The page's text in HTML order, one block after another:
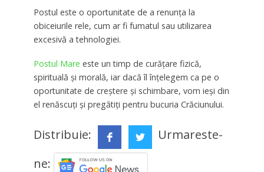
Postul este o oportunitate de a renunța la
obiceiurile rele, cum ar fi fumatul sau utilizarea
excesivă a tehnologiei.
Postul Mare este un timp de curățare fizică,
spirituală și morală, iar dacă îl înțelegem ca pe o
oportunitate de creștere și schimbare, vom ieși din
el renăscuți și pregătiți pentru bucuria Crăciunului.
Distribuie:
Urmareste-
ne: